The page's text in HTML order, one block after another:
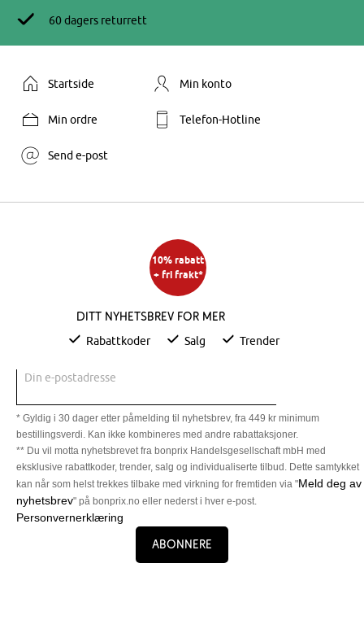
60 dagers returrett
Startside Min konto
Min ordre Telefon-Hotline
Send e-post
10% rabatt
+ fri frakt*
Ditt nyhetsbrev for mer
Rabattkoder Salg Trender
Din e-postadresse
* Gyldig i 30 dager etter påmelding til nyhetsbrev, fra 449 kr minimum
bestillingsverdi. Kan ikke kombineres med andre rabattaksjoner.
** Du vil motta nyhetsbrevet fra bonprix Handelsgesellschaft mbH med
eksklusive rabattkoder, trender, salg og individualiserte tilbud. Dette samtykket
kan når som helst trekkes tilbake med virkning for fremtiden via "Meld deg av
nyhetsbrev" på bonprix.no eller nederst i hver e-post.
Personvernerklæring
Abonnere